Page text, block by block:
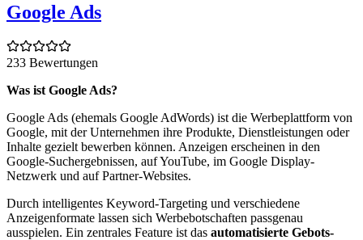
Google Ads
233 Bewertungen
Was ist Google Ads?
Google Ads (ehemals Google AdWords) ist die Werbeplattform von
Google, mit der Unternehmen ihre Produkte, Dienstleistungen oder
Inhalte gezielt bewerben können. Anzeigen erscheinen in den
Google-Suchergebnissen, auf YouTube, im Google Display-
Netzwerk und auf Partner-Websites.
Durch intelligentes Keyword-Targeting und verschiedene
Anzeigenformate lassen sich Werbebotschaften passgenau
ausspielen. Ein zentrales Feature ist das automatisierte Gebots-